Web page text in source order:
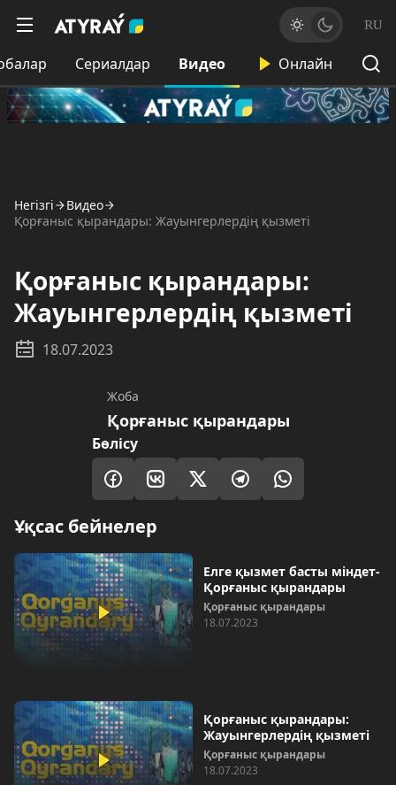
RU
Сериалдар Видео Онлайн
Негізгі
Видео
Қорғаныс қырандары: Жауынгерлердің қызметі
Қорғаныс қырандары:
Жауынгерлердің қызметі
18.07.2023
Жоба
Қорғаныс қырандары
Бөлісу
Ұқсас бейнелер
Елге қызмет басты міндет-
Қорғаныс қырандары
Қорғаныс қырандары
18.07.2023
Қорғаныс қырандары:
Жауынгерлердің қызметі
Қорғаныс қырандары
18.07.2023